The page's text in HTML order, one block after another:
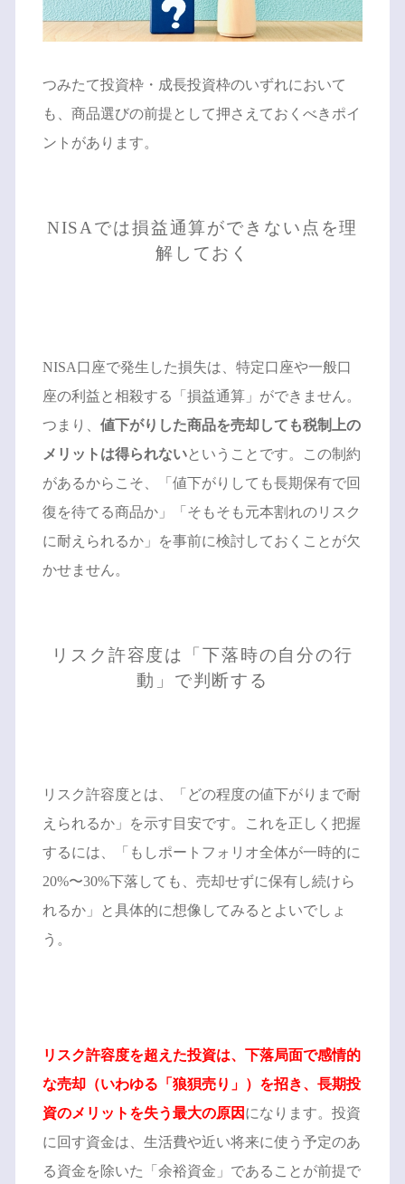
つみたて投資枠・成長投資枠のいずれにおいて
も、商品選びの前提として押さえておくべきポイ
ントがあります。
NISAでは損益通算ができない点を理
解しておく
NISA口座で発生した損失は、特定口座や一般口
座の利益と相殺する「損益通算」ができません。
つまり、 値下がりした商品を売却しても税制上の
メリットは得られないということです。この制約
があるからこそ、「値下がりしても長期保有で回
復を待てる商品か」「そもそも元本割れのリスク
に耐えられるか」を事前に検討しておくことが欠
かせません。
リスク許容度は「下落時の自分の行
動」で判断する
リスク許容度とは、「どの程度の値下がりまで耐
えられるか」を示す目安です。これを正しく把握
するには、「もしポートフォリオ全体が一時的に
20%〜30%下落しても、売却せずに保有し続けら
れるか」と具体的に想像してみるとよいでしょ
う。
リスク許容度を超えた投資は、下落局面で感情的
な売却（いわゆる「狼狽売り」）を招き、長期投
資のメリットを失う最大の原因 になります。投資
に回す資金は、生活費や近い将来に使う予定のあ
る資金を除いた「余裕資金」であることが前提で